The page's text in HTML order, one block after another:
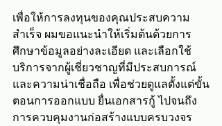
เพื่อให้การลงทุนของคุณประสบความ
สำเร็จ ผมขอแนะนำให้เริ่มต้นด้วยการ
ศึกษาข้อมูลอย่างละเอียด และเลือกใช้
บริการจากผู้เชี่ยวชาญที่มีประสบการณ์
และความน่าเชื่อถือ เพื่อช่วยดูแลตั้งแต่ขั้น
ตอนการออกแบบ ยื่นเอกสารกู้ ไปจนถึง
การควบคุมงานก่อสร้างแบบครบวงจร